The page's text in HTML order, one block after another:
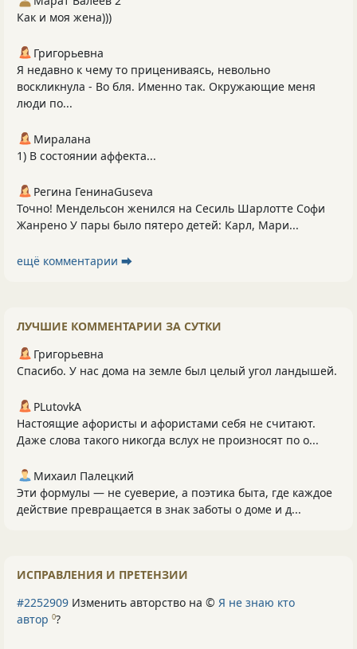
Как и моя жена)))
Григорьевна
Я недавно к чему то прицениваясь, невольно
воскликнула - Во бля. Именно так. Окружающие меня
люди по...
Миралана
1) В состоянии аффекта...
Регина ГенинаGuseva
Точно! Мендельсон женился на Сесиль Шарлотте Софи
Жанрено У пары было пятеро детей: Карл, Мари...
ещё комментарии ⮕
ЛУЧШИЕ КОММЕНТАРИИ ЗА СУТКИ
Григорьевна
Спасибо. У нас дома на земле был целый угол ландышей.
PLutоvkА
Настоящие афористы и афористами себя не считают.
Даже слова такого никогда вслух не произносят по о...
Михаил Палецкий
Эти формулы — не суеверие, а поэтика быта, где каждое
действие превращается в знак заботы о доме и д...
ИСПРАВЛЕНИЯ И ПРЕТЕНЗИИ
#2252909 Изменить авторство на © Я не знаю кто
автор 0?